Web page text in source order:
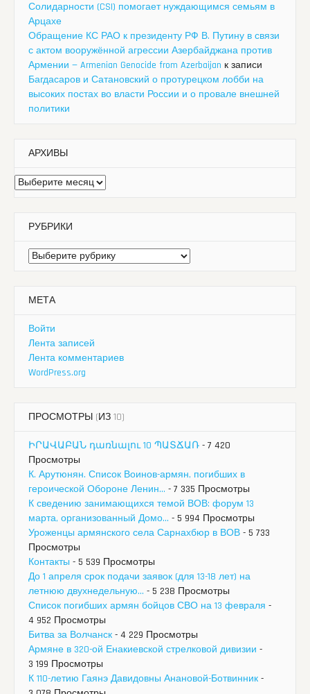
Солидарности (CSI) помогает нуждающимся семьям в
Арцахе
Обращение КС РАО к президенту РФ В. Путину в связи
с актом вооружённой агрессии Азербайджана против
Армении — Armenian Genocide from Azerbaijan к записи
Багдасаров и Сатановский о протурецком лобби на
высоких постах во власти России и о провале внешней
политики
АРХИВЫ
Архивы
РУБРИКИ
Рубрики
МЕТА
Войти
Лента записей
Лента комментариев
WordPress.org
ПРОСМОТРЫ (ИЗ 10)
ԻՐԱՎԱԲԱՆ դառնալու 10 ՊԱՏՃԱՌ - 7 420
Просмотры
К. Арутюнян. Список Воинов-армян, погибших в
героической Обороне Ленин... - 7 335 Просмотры
К сведению занимающихся темой ВОВ: форум 13
марта, организованный Домо... - 5 994 Просмотры
Уроженцы армянского села Сарнахбюр в ВОВ - 5 733
Просмотры
Контакты - 5 539 Просмотры
До 1 апреля срок подачи заявок (для 13-18 лет) на
летнюю двухнедельную... - 5 238 Просмотры
Список погибших армян бойцов СВО на 13 февраля -
4 952 Просмотры
Битва за Волчанск - 4 229 Просмотры
Армяне в 320-ой Енакиевской стрелковой дивизии -
3 199 Просмотры
К 110-летию Гаянэ Давидовны Анановой-Ботвинник -